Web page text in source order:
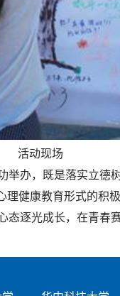
活动现场
举办，既是落实立德
健康教育形式的积
逐光成长，在青春